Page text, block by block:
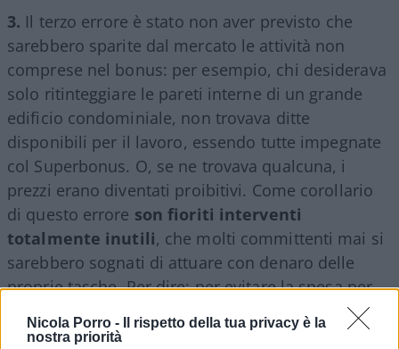
Nicola Porro -
Il rispetto della tua privacy è la
nostra priorità
3. Il terzo errore è stato non aver previsto che
sarebbero sparite dal mercato le attività non
comprese nel bonus: per esempio, chi desiderava
solo ritinteggiare le pareti interne di un grande
edificio condominiale, non trovava ditte
disponibili per il lavoro, essendo tutte impegnate
col Superbonus. O, se ne trovava qualcuna, i
prezzi erano diventati proibitivi. Come corollario
di questo errore son fioriti interventi
totalmente inutili, che molti committenti mai si
sarebbero sognati di attuare con denaro delle
proprie tasche. Per dire: per evitare la spesa per
lavori ritenuti necessari – la tinteggiatura delle
pareti interne, nel nostro esempio – sono stati